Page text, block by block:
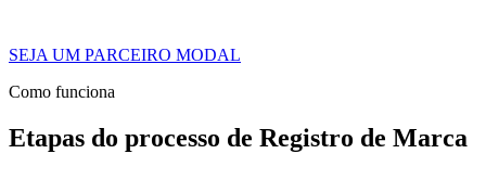
SEJA UM PARCEIRO MODAL
Como funciona
Etapas do processo de Registro de Marca